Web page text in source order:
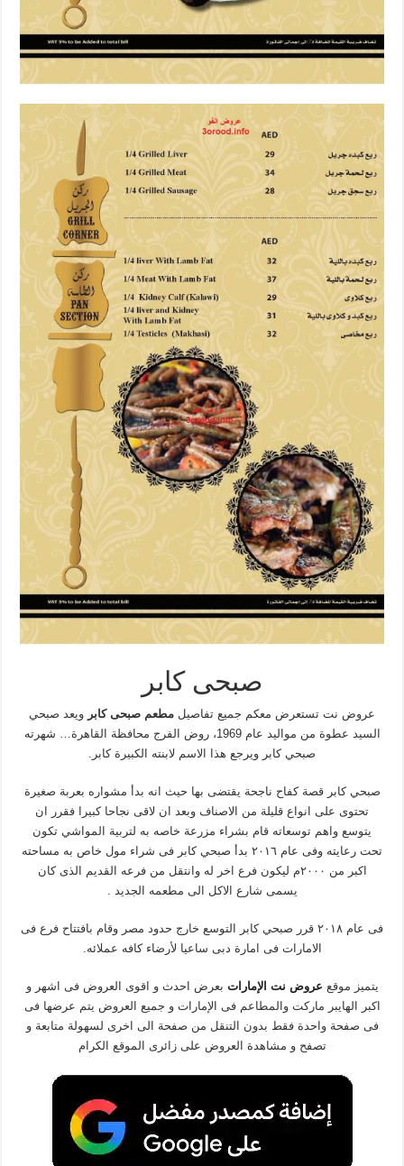
صبحى كابر
عروض نت تستعرض معكم جميع تفاصيل مطعم صبحى كابر ويعد صبحي
السيد عطوة من مواليد عام 1969، روض الفرج محافظة القاهرة… شهرته
صبحي كابر ويرجع هذا الاسم لابنته الكبيرة كابر.
صبحي كابر قصة كفاح ناجحة يقتضى بها حيث انه بدأ مشواره بعربة صغيرة
تحتوى على انواع قليلة من الاصناف وبعد ان لاقى نجاحا كبيرا فقرر ان
يتوسع واهم توسعاته قام بشراء مزرعة خاصه به لتربية المواشي تكون
تحت رعايته وفى عام ٢٠١٦ بدأ صبحي كابر فى شراء مول خاص به مساحته
اكبر من ٢٠٠٠م ليكون فرع اخر له وانتقل من فرعه القديم الذى كان
يسمى شارع الاكل الى مطعمه الجديد .
فى عام ٢٠١٨ قرر صبحي كابر التوسع خارج حدود مصر وقام بافتتاح فرع فى
الامارات فى امارة دبى ساعيا لأرضاء كافه عملائه.
يتميز موقع عروض نت الإماراتبعرض احدث و اقوى العروض فى اشهر و
اكبر الهايبر ماركت والمطاعم فى الإمارات و جميع العروض يتم عرضها فى
فى صفحة واحدة فقط بدون التنقل من صفحة الى اخرى لسهولة متابعة و
تصفح و مشاهدة العروض على زائرى الموقع الكرام